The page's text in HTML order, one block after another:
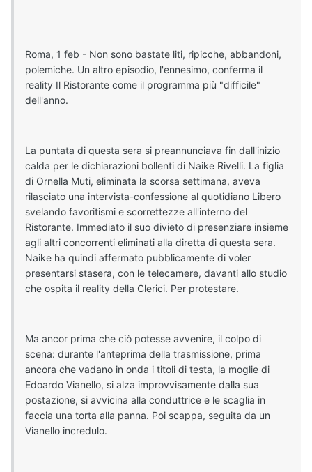
Roma, 1 feb - Non sono bastate liti, ripicche, abbandoni,
polemiche. Un altro episodio, l'ennesimo, conferma il
reality Il Ristorante come il programma più "difficile"
dell'anno.
La puntata di questa sera si preannunciava fin dall'inizio
calda per le dichiarazioni bollenti di Naike Rivelli. La figlia
di Ornella Muti, eliminata la scorsa settimana, aveva
rilasciato una intervista-confessione al quotidiano Libero
svelando favoritismi e scorrettezze all'interno del
Ristorante. Immediato il suo divieto di presenziare insieme
agli altri concorrenti eliminati alla diretta di questa sera.
Naike ha quindi affermato pubblicamente di voler
presentarsi stasera, con le telecamere, davanti allo studio
che ospita il reality della Clerici. Per protestare.
Ma ancor prima che ciò potesse avvenire, il colpo di
scena: durante l'anteprima della trasmissione, prima
ancora che vadano in onda i titoli di testa, la moglie di
Edoardo Vianello, si alza improvvisamente dalla sua
postazione, si avvicina alla conduttrice e le scaglia in
faccia una torta alla panna. Poi scappa, seguita da un
Vianello incredulo.